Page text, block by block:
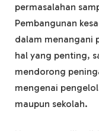
permasalahan
Pembangunan
dalam menangani
hal yang penting,
mendorong
mengenai
maupun sekolah.